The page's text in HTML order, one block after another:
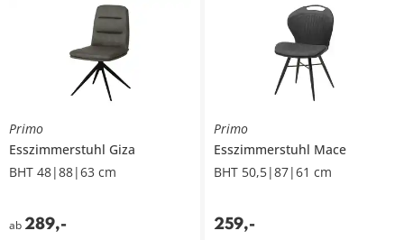
Primo
Esszimmerstuhl Giza
BHT 48|88|63 cm
ab 289,-
Primo
Esszimmerstuhl Mace
BHT 50,5|87|61 cm
259,-